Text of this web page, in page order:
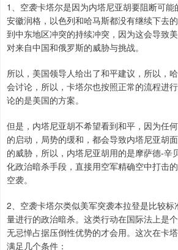
1、空袭卡塔尔是因为内塔尼亚胡要阻断可
安徽润格，以色列和哈马斯都没有继续下去
到中东地区冲突的持续冲突，因为这会导致
对来自中国和俄罗斯的威胁与挑战。
所以，美国领导人给出了和平建议，所以，
会讨论，所以，卡塔尔也按照正常的流程进
论的是美国的方案。
但是，内塔尼亚胡不希望看到和平，因为任
的启动，局势的缓和，都会导致内塔尼亚胡
的威胁，所以，内塔尼亚胡用的是摩萨德-辛
化政治暗杀手段，直接用空军精确空中打击
空袭。
2、空袭卡塔尔类似美军突袭本拉登是比较标
量进行的政治暗杀。这类行动在国际法上是
无忌惮占据压倒性优势的才会用。这次在卡
满足几个条件：